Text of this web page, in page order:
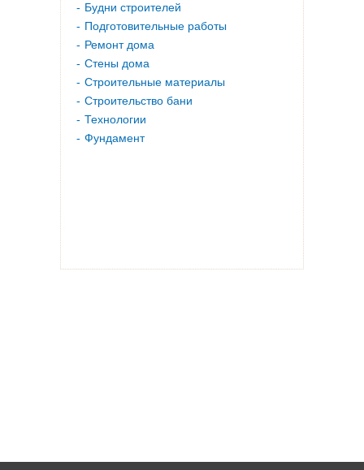
Будни строителей
Подготовительные работы
Ремонт дома
Стены дома
Строительные материалы
Строительство бани
Технологии
Фундамент